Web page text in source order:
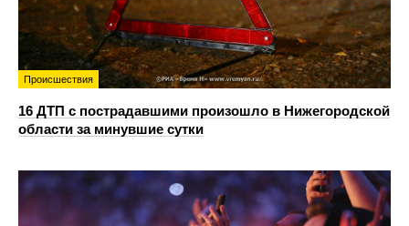
Происшествия
16 ДТП с пострадавшими произошло в Нижегородской
области за минувшие сутки